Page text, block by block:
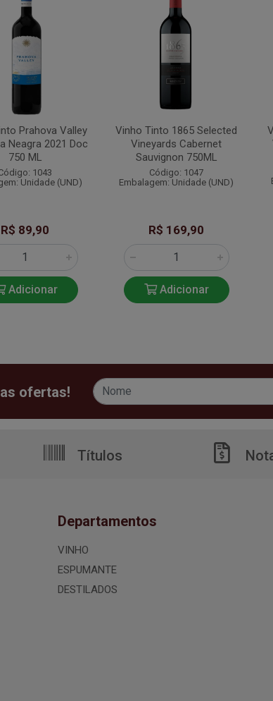
Prahova Valley
Neagra 2021 Doc
750 ML
1043
Unidade (UND)
R$ 89,90
Adicionar
Vinho Tinto 1865 Selected
Vineyards Cabernet
Sauvignon 750ML
Código: 1047
Embalagem: Unidade (UND)
R$ 169,90
Adicionar
ofertas!
Títulos
Departamentos
VINHO
ESPUMANTE
DESTILADOS